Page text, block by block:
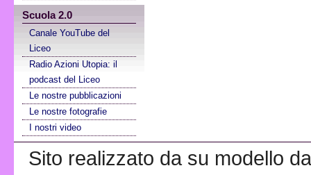
Scuola 2.0
Canale YouTube del
Liceo
Radio Azioni Utopia: il
podcast del Liceo
Le nostre pubblicazioni
Le nostre fotografie
I nostri video
Sito realizzato da su modello